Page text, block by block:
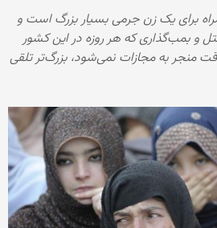
برای یک زن جرمی بسیار بزرگ است و
و بمب‌گذاری که هر روزه در این کشور
منجر به مجازات نمی‌شود، بزرگ‌تر تلقی